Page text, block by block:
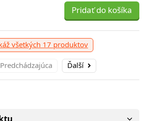
Pridať do košíka
všetkých 17 produktov
Predchádzajúca Ďalší
Pridať do košíka -
Pridať do košíka -